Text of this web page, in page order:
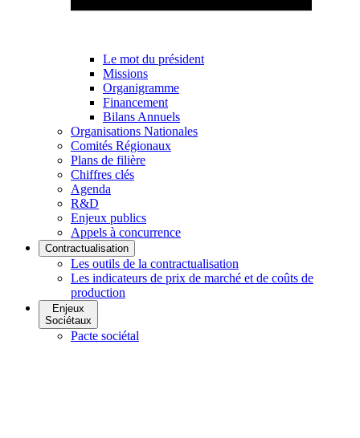
Le mot du président
Missions
Organigramme
Financement
Bilans Annuels
Organisations Nationales
Comités Régionaux
Plans de filière
Chiffres clés
Agenda
R&D
Enjeux publics
Appels à concurrence
Contractualisation
Les outils de la contractualisation
Les indicateurs de prix de marché et de coûts de
production
Enjeux
Sociétaux
Pacte sociétal